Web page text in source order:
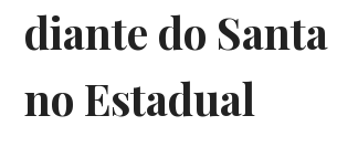
diante do
no Estadual